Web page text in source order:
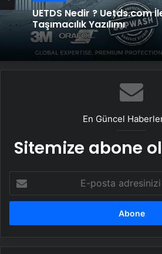
UETDS Nedir ? Uetds.com
Taşımacılık Yazılımı
En Güncel
Sitemize abone
posta
adresinizi